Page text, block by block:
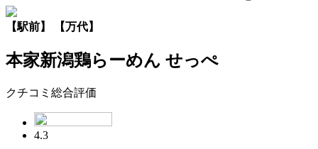
【駅前】 【万代】
本家新潟鶏らーめん せっぺ
クチコミ総合評価
4.3